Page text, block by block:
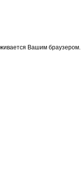
Вашим браузером.